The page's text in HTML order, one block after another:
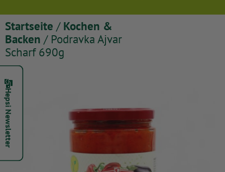
Hepsi Newsletter
Startseite / Kochen &
Backen / Podravka Ajvar
Scharf 690g